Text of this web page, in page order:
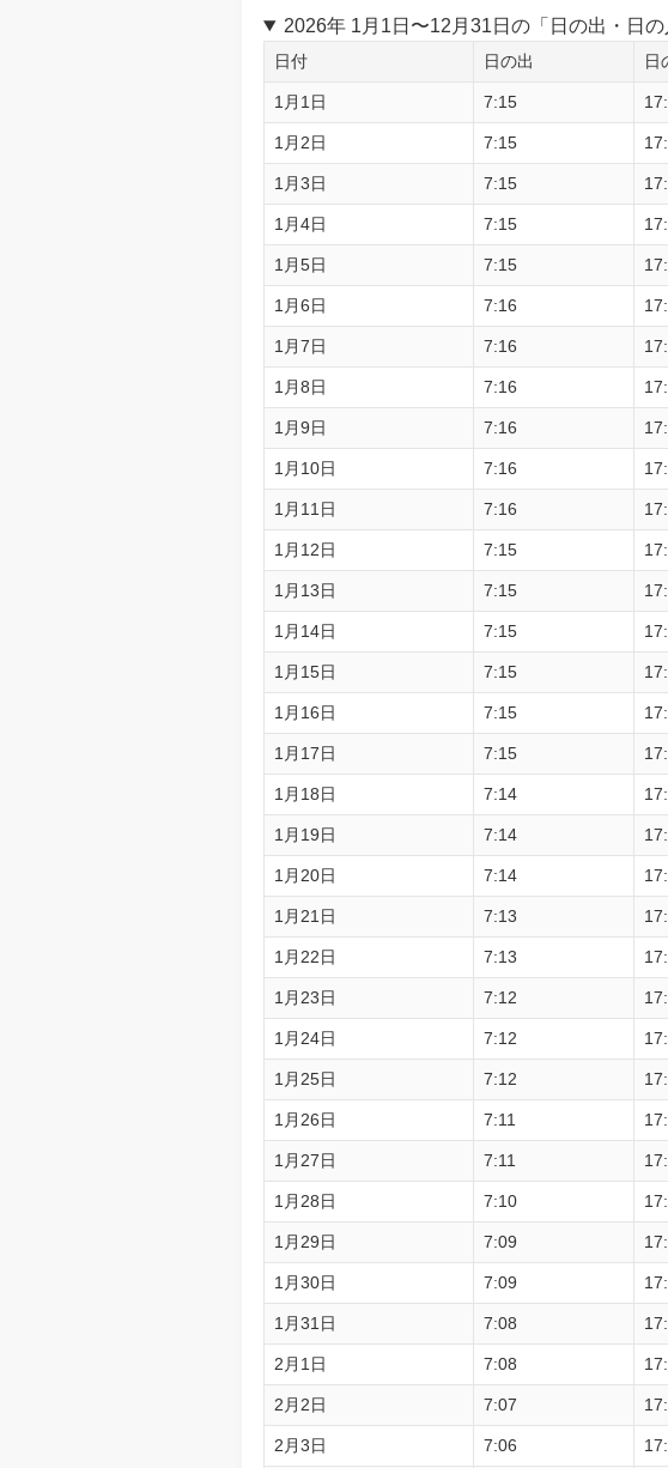
2026年 1月1日〜12月31日の「日の出・日
日付 日の出 日
1月1日 7:15
1月2日 7:15
1月3日 7:15
1月4日 7:15
1月5日 7:15
1月6日 7:16
1月7日 7:16
1月8日 7:16
1月9日 7:16
1月10日 7:16
1月11日 7:16
1月12日 7:15
1月13日 7:15
1月14日 7:15
1月15日 7:15
1月16日 7:15
1月17日 7:15
1月18日 7:14
1月19日 7:14
1月20日 7:14
1月21日 7:13
1月22日 7:13
1月23日 7:12
1月24日 7:12
1月25日 7:12
1月26日 7:11
1月27日 7:11
1月28日 7:10
1月29日 7:09
1月30日 7:09
1月31日 7:08
2月1日 7:08
2月2日 7:07
2月3日 7:06